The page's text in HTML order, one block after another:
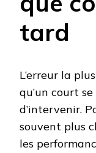
tard
L’erreur la
qu’un court
d’intervenir.
souvent plus
les